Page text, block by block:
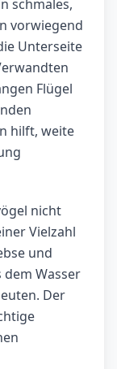
schmales,
vorwiegend
Unterseite
Flügel
hilft, weite
nicht
Vielzahl
und
Wasser
Der